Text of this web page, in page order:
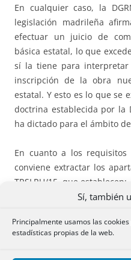
Sí, también
Principalmente usamos las
estadísticas propias de la web.
En cualquier caso, la
legislación madrileña
efectuar un juicio de
básica estatal, lo que
sí la tiene para
inscripción de la obra
estatal. Y esto es lo que se
doctrina establecida por la
ha dictado para el ámbito
En cuanto a los
conviene extractar los
TRSLRU/15, que establecen:
construcción, los notarios
aportación del acto de